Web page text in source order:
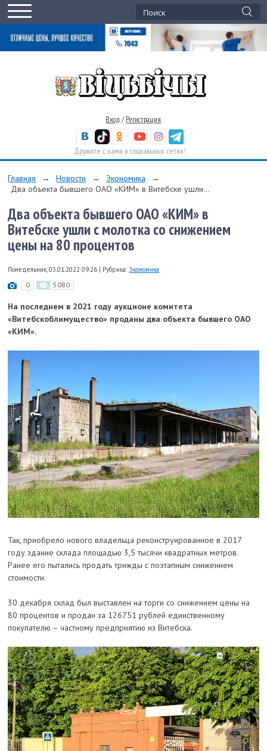
Вход / Регистрация
Дружите с нами в социальных сетях!
Главная → Новости → Экономика
→
Два объекта бывшего ОАО «КИМ» в Витебске ушли...
Два объекта бывшего ОАО «КИМ» в
Витебске ушли с молотка со снижением
цены на 80 процентов
Понедельник, 03.01.2022 09:26 | Рубрика: Экономика
0 5080
На последнем в 2021 году аукционе комитета
«Витебскоблимущество» проданы два объекта бывшего ОАО
«КИМ».
Так, приобрело нового владельца реконструированное в 2017
году здание склада площадью 3,5 тысячи квадратных метров.
Ранее его пытались продать трижды с поэтапным снижением
стоимости.
30 декабря склад был выставлен на торги со снижением цены на
80 процентов и продан за 126751 рублей единственному
покупателю – частному предприятию из Витебска.